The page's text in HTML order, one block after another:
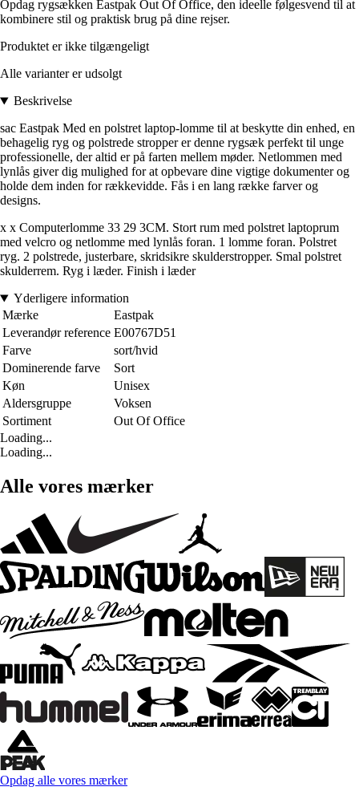
Opdag rygsækken Eastpak Out Of Office, den ideelle følgesvend til at
kombinere stil og praktisk brug på dine rejser.
Produktet er ikke tilgængeligt
Alle varianter er udsolgt
Beskrivelse
sac Eastpak Med en polstret laptop-lomme til at beskytte din enhed, en
behagelig ryg og polstrede stropper er denne rygsæk perfekt til unge
professionelle, der altid er på farten mellem møder. Netlommen med
lynlås giver dig mulighed for at opbevare dine vigtige dokumenter og
holde dem inden for rækkevidde. Fås i en lang række farver og
designs.
x x Computerlomme 33 29 3CM. Stort rum med polstret laptoprum
med velcro og netlomme med lynlås foran. 1 lomme foran. Polstret
ryg. 2 polstrede, justerbare, skridsikre skulderstropper. Smal polstret
skulderrem. Ryg i læder. Finish i læder
Yderligere information
Mærke
Eastpak
Leverandør reference E00767D51
Farve
sort/hvid
Dominerende farve
Sort
Køn
Unisex
Aldersgruppe
Voksen
Sortiment
Out Of Office
Loading...
Loading...
Alle vores mærker
Opdag alle vores mærker